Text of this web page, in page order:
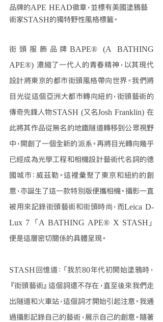
品牌的APE HEAD徽章，並標有美國塗鴉藝
術家STASH的獨特野性風格標籤。
街頭服飾品牌BAPE® (A BATHING
APE®) 濃縮了一代人的青春精神，以其現代
設計將東京的都市街頭風格帶向世界。我們將
目光從這個亞洲大都市轉向紐約，街頭藝術的
傳奇先鋒人物STASH (又名Josh Franklin) 在
此將其作品從無名的地鐵隧道轉移到公眾視野
中，開創了一個全新的派系。再將目光轉向幾乎
已經成為光學工程和相機設計藝術代名詞的德
國城市：威茲勒。這裡彙聚了東京和紐約的創
意，亦誕生了這一款特別版便攜相機。攝影一直
被用來記錄街頭藝術和街頭時尚，而Leica D-
Lux 7 「A BATHING APE® X STASH」
便是這層密切關係的具體呈現。
STASH回憶道：「我於80年代初開始塗鴉時，
『街頭藝術』這個詞還不存在，直至後來我們走
出隧道和火車站，這個詞才開始引起注意。我通
過攝影記錄自己的藝術，展示自己的創意。隨著